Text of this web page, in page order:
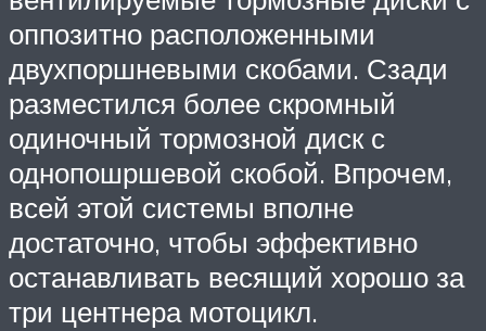
оппозитно расположенными
двухпоршневыми скобами. Сзади
разместился более скромный
одиночный тормозной диск с
однопошршевой скобой. Впрочем,
всей этой системы вполне
достаточно, чтобы эффективно
останавливать весящий хорошо за
три центнера мотоцикл.